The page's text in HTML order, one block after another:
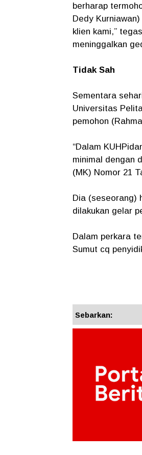
berharap
Dedy
klien kami,”
meninggalkan
Tidak Sah
Sementara
Universitas
pemohon
“Dalam
minimal dengan
(MK) Nomor 21
Dia (seseorang)
dilakukan gelar
Dalam perkara
Sumut cq
Sebarkan: